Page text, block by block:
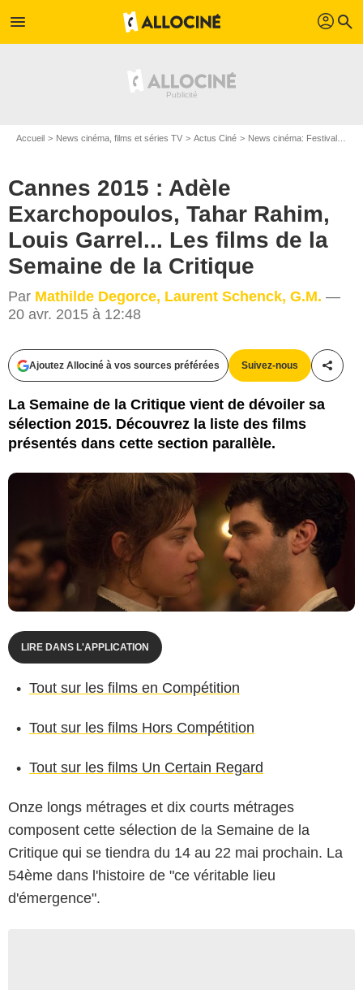
menu profil search
Accueil News cinéma, films et séries TV Actus Ciné News cinéma: Festivals
Cannes 2015 : Adèle
Exarchopoulos, Tahar Rahim,
Louis Garrel... Les films de la
Semaine de la Critique
Par Mathilde Degorce, Laurent Schenck, G.M. —
20 avr. 2015 à 12:48
Ajoutez Allociné à vos sources préférées Suivez-nous
La Semaine de la Critique vient de dévoiler sa
sélection 2015. Découvrez la liste des films
présentés dans cette section parallèle.
LIRE DANS L'APPLICATION
Tout sur les films en Compétition
Tout sur les films Hors Compétition
Tout sur les films Un Certain Regard
Onze longs métrages et dix courts métrages
composent cette sélection de la Semaine de la
Critique qui se tiendra du 14 au 22 mai prochain. La
54ème dans l'histoire de "ce véritable lieu
d'émergence".